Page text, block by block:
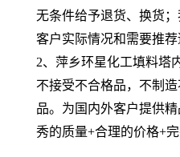
无条件给予退货、换货
客户实际情况和需要推荐
2、萍乡环星化工填料塔
不接受不合格品，不制
品。为国内外客户提供
秀的质量+合理的价格+